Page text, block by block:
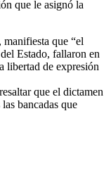
que le asignó la
que “el
Estado, fallaron en
libertad de expresión
que el dictamen
bancadas que